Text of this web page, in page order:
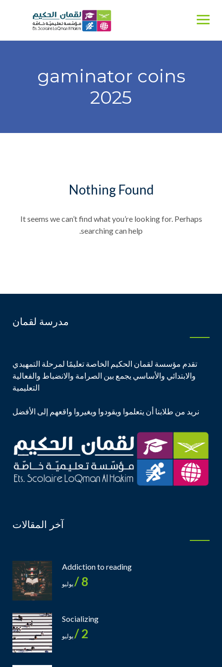
gaminator coins
2025
Nothing Found
It seems we can’t find what you’re looking for. Perhaps
searching can help.
مدرسة لقمان
تقدم مؤسسة لقمان الحكيم الخاصة تعليمًا لمرحلة التمهيدي
والابتدائي والأساسي يجمع بين الصرامة والانضباط والفعالية
التعليمية
نريد من طلابنا أن يتعلموا ويقودوا ويغيروا واقعهم إلى الأفضل
آخر المقالات
Addiction to reading
8 / يوليو
Socializing
2 / يوليو